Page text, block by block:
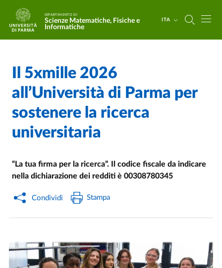
Salta al contenuto principale
Skip to footer
DIPARTIMENTO DI
Scienze Matematiche, Fisiche e
Informatiche
ITA
Home /
Cerca una notizia
Il 5xmille 2026
all’Università di Parma per
sostenere la ricerca
universitaria
“La tua firma per la ricerca”. Il codice fiscale da indicare
nella dichiarazione dei redditi è 00308780345
Condividi Stampa